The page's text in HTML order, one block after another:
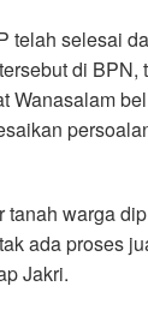
telah selesai
di BPN,
Wanasalam
tanah warga
ada proses
Jakri.